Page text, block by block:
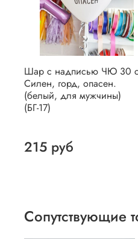
Шар с надписью ЧЮ 30
Силен, горд, опасен.
(белый, для мужчины)
(БГ-17)
215 руб
Сопутствующие